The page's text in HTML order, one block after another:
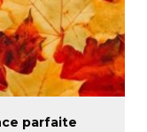
parfaite